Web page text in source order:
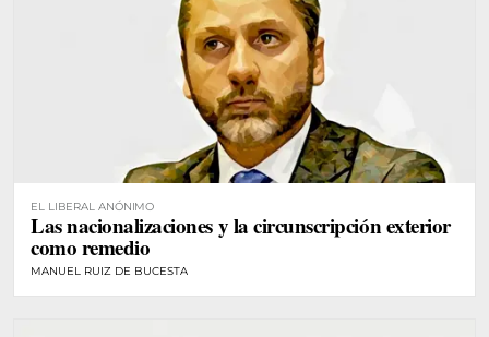
EL LIBERAL ANÓNIMO
Las nacionalizaciones y la circunscripción exterior
como remedio
MANUEL RUIZ DE BUCESTA